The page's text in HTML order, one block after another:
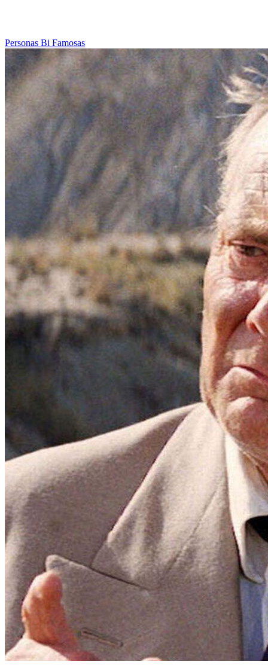
Personas Bi Famosas